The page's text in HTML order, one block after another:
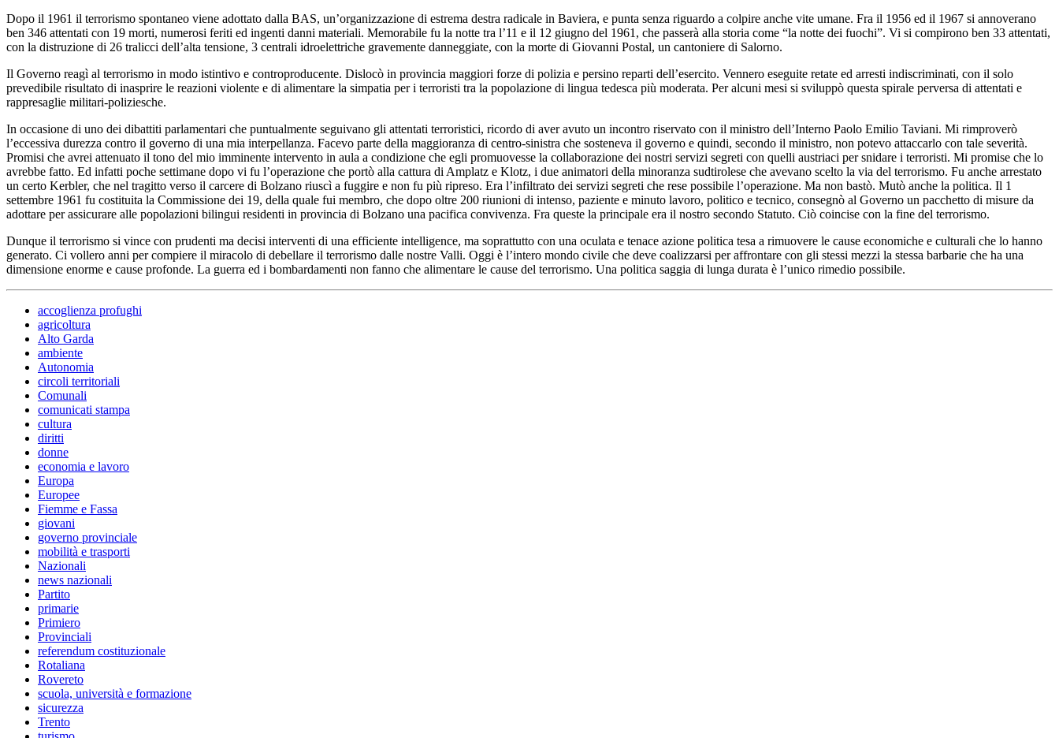
Dopo il 1961 il terrorismo spontaneo viene adottato dalla BAS, un’organizzazione di estrema destra radicale in Baviera, e punta senza riguardo a colpire anche vite umane. Fra il 1956 ed il 1967 si annoverano
ben 346 attentati con 19 morti, numerosi feriti ed ingenti danni materiali. Memorabile fu la notte tra l’11 e il 12 giugno del 1961, che passerà alla storia come “la notte dei fuochi”. Vi si compirono ben 33 attentati,
con la distruzione di 26 tralicci dell’alta tensione, 3 centrali idroelettriche gravemente danneggiate, con la morte di Giovanni Postal, un cantoniere di Salorno.
Il Governo reagì al terrorismo in modo istintivo e controproducente. Dislocò in provincia maggiori forze di polizia e persino reparti dell’esercito. Vennero eseguite retate ed arresti indiscriminati, con il solo
prevedibile risultato di inasprire le reazioni violente e di alimentare la simpatia per i terroristi tra la popolazione di lingua tedesca più moderata. Per alcuni mesi si sviluppò questa spirale perversa di attentati e
rappresaglie militari-poliziesche.
In occasione di uno dei dibattiti parlamentari che puntualmente seguivano gli attentati terroristici, ricordo di aver avuto un incontro riservato con il ministro dell’Interno Paolo Emilio Taviani. Mi rimproverò
l’eccessiva durezza contro il governo di una mia interpellanza. Facevo parte della maggioranza di centro-sinistra che sosteneva il governo e quindi, secondo il ministro, non potevo attaccarlo con tale severità.
Promisi che avrei attenuato il tono del mio imminente intervento in aula a condizione che egli promuovesse la collaborazione dei nostri servizi segreti con quelli austriaci per snidare i terroristi. Mi promise che lo
avrebbe fatto. Ed infatti poche settimane dopo vi fu l’operazione che portò alla cattura di Amplatz e Klotz, i due animatori della minoranza sudtirolese che avevano scelto la via del terrorismo. Fu anche arrestato
un certo Kerbler, che nel tragitto verso il carcere di Bolzano riuscì a fuggire e non fu più ripreso. Era l’infiltrato dei servizi segreti che rese possibile l’operazione. Ma non bastò. Mutò anche la politica. Il 1
settembre 1961 fu costituita la Commissione dei 19, della quale fui membro, che dopo oltre 200 riunioni di intenso, paziente e minuto lavoro, politico e tecnico, consegnò al Governo un pacchetto di misure da
adottare per assicurare alle popolazioni bilingui residenti in provincia di Bolzano una pacifica convivenza. Fra queste la principale era il nostro secondo Statuto. Ciò coincise con la fine del terrorismo.
Dunque il terrorismo si vince con prudenti ma decisi interventi di una efficiente intelligence, ma soprattutto con una oculata e tenace azione politica tesa a rimuovere le cause economiche e culturali che lo hanno
generato. Ci vollero anni per compiere il miracolo di debellare il terrorismo dalle nostre Valli. Oggi è l’intero mondo civile che deve coalizzarsi per affrontare con gli stessi mezzi la stessa barbarie che ha una
dimensione enorme e cause profonde. La guerra ed i bombardamenti non fanno che alimentare le cause del terrorismo. Una politica saggia di lunga durata è l’unico rimedio possibile.
accoglienza profughi
agricoltura
Alto Garda
ambiente
Autonomia
circoli territoriali
Comunali
comunicati stampa
cultura
diritti
donne
economia e lavoro
Europa
Europee
Fiemme e Fassa
giovani
governo provinciale
mobilità e trasporti
Nazionali
news nazionali
Partito
primarie
Primiero
Provinciali
referendum costituzionale
Rotaliana
Rovereto
scuola, università e formazione
sicurezza
Trento